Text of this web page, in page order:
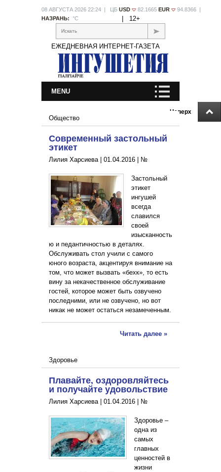
Наверх
08 АВГУСТА 2026 22:24 | ЦБ USD 82.1665 EUR
94.8366 |
НАЗРАНЬ: °С 12+
Искать
ЕЖЕДНЕВНАЯ ИНТЕРНЕТ-ГАЗЕТА
MENU
Общество
Современный застольный
этикет
Лилия Харсиева | 01.04.2016 №
Застольный
этикет
ингушей
всегда
славился
своей
изысканность
ю и педантичностью в деталях.
Обслуживать стол учили с самого
юного возраста, акцентируя внимание на
том, что может вызвать «бехк», то есть
вину за некачественное обслуживание
гостей, которое может быть озвучено
последними, или не озвучено, но вот
никак не может остаться незамеченным.
Читать далее »
Здоровье
Плавайте, оздоровляйтесь
и получайте удовольствие
Лилия Харсиева | 01.04.2016 №
Здоровье –
одна из
самых
главных
ценностей в
жизни